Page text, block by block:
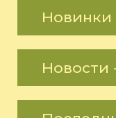
Новинки
Новости